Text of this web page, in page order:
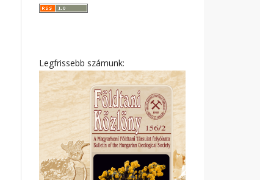
Legfrissebb számunk: